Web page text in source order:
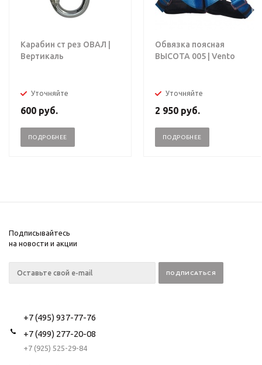
Карабин ст рез ОВАЛ |
Вертикаль
Уточняйте
600 руб.
ПОДРОБНЕЕ
Обвязка поясная
ВЫСОТА 005 | Vento
Уточняйте
2 950 руб.
ПОДРОБНЕЕ
Подписывайтесь
на новости и акции
+7 (495) 937-77-76
+7 (499) 277-20-08
+7 (925) 525-29-84